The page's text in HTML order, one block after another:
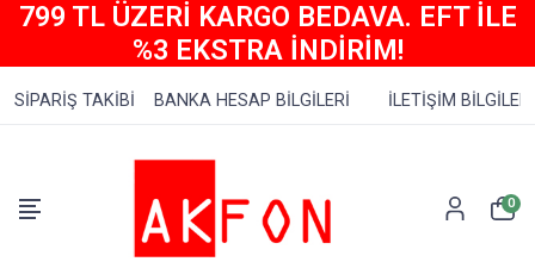
799 TL ÜZERİ KARGO BEDAVA. EFT İLE
%3 EKSTRA İNDİRİM!
SİPARİŞ TAKİBİ BANKA HESAP BİLGİLERİ İLETİŞİM BİLGİLERİ
0